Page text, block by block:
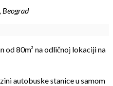
Beograd
od 80m² na odličnoj lokaciji na
autobuske stanice u samom